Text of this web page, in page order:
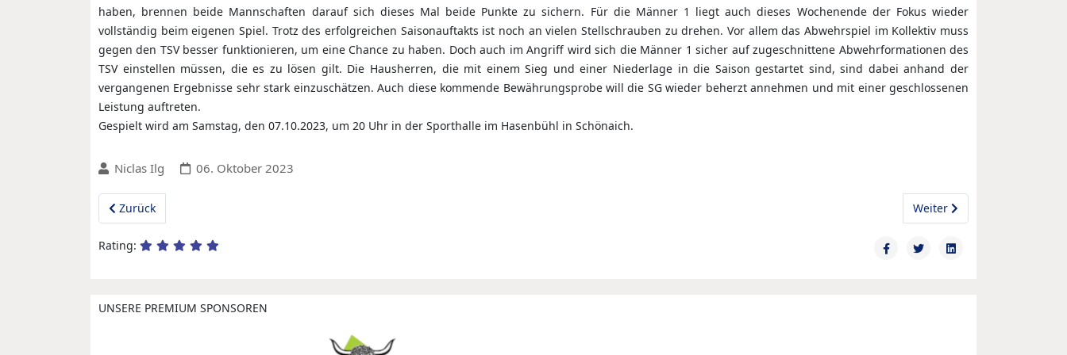
haben, brennen beide Mannschaften darauf sich dieses Mal beide Punkte zu sichern. Für die Männer 1 liegt auch dieses Wochenende der Fokus wieder
vollständig beim eigenen Spiel. Trotz des erfolgreichen Saisonauftakts ist noch an vielen Stellschrauben zu drehen. Vor allem das Abwehrspiel im Kollektiv muss
gegen den TSV besser funktionieren, um eine Chance zu haben. Doch auch im Angriff wird sich die Männer 1 sicher auf zugeschnittene Abwehrformationen des
TSV einstellen müssen, die es zu lösen gilt. Die Hausherren, die mit einem Sieg und einer Niederlage in die Saison gestartet sind, sind dabei anhand der
vergangenen Ergebnisse sehr stark einzuschätzen. Auch diese kommende Bewährungsprobe will die SG wieder beherzt annehmen und mit einer geschlossenen
Leistung auftreten.
Gespielt wird am Samstag, den 07.10.2023, um 20 Uhr in der Sporthalle im Hasenbühl in Schönaich.
Niclas Ilg 06. Oktober 2023
Vorheriger Beitrag: M1: SG auch im ersten Auswärtsspiel erfolgreich
Zurück Nächster Beitrag: M1:
Weiter
Rating:
UNSERE PREMIUM SPONSOREN